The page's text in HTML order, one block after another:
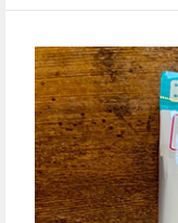
ー
ト
ピ
健康
ライフスタイル
ソーシャル
アイテム